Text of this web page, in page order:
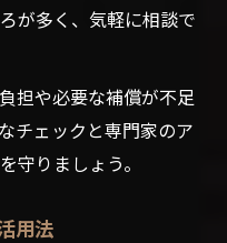
が多く、気軽に相談で
担や必要な補償が不足
チェックと専門家のア
守りましょう。
用法